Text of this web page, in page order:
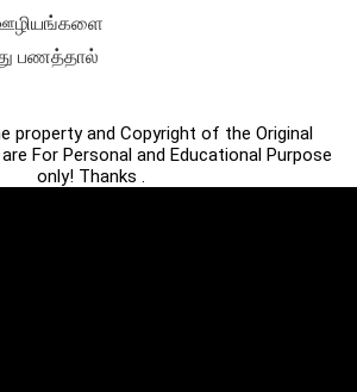
பணத்தால்
property and Copyright of the Original
For Personal and Educational Purpose
only! Thanks .